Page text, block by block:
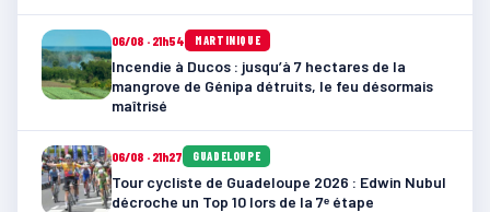
06/08 · 21h54 MARTINIQUE
Incendie à Ducos : jusqu’à 7 hectares de la
mangrove de Génipa détruits, le feu désormais
maîtrisé
06/08 · 21h27 GUADELOUPE
Tour cycliste de Guadeloupe 2026 : Edwin Nubul
décroche un Top 10 lors de la 7ᵉ étape